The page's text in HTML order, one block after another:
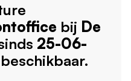
bij De
25-06-